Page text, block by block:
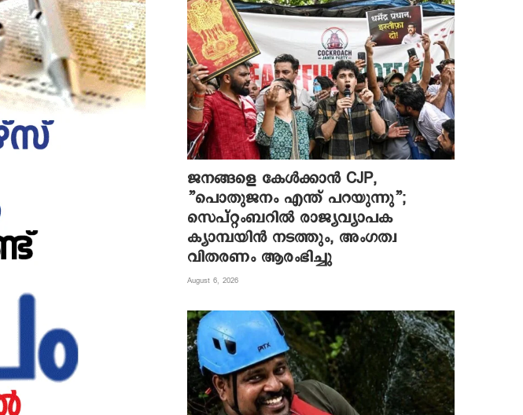
ജനങ്ങളെ കേൾക്കാൻ CJP,
”പൊതുജനം എന്ത് പറയുന്നു”;
സെപ്റ്റംബറിൽ രാജ്യവ്യാപക
ക്യാമ്പയിൻ നടത്തും, അംഗത്വ
വിതരണം ആരംഭിച്ചു
August 6, 2026